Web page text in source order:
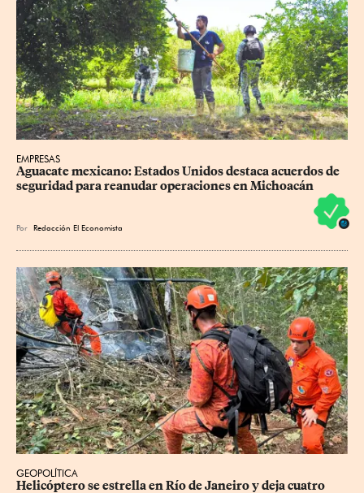
EMPRESAS
Aguacate mexicano: Estados Unidos destaca acuerdos de
seguridad para reanudar operaciones en Michoacán
Por Redacción El Economista
GEOPOLÍTICA
Helicóptero se estrella en Río de Janeiro y deja cuatro